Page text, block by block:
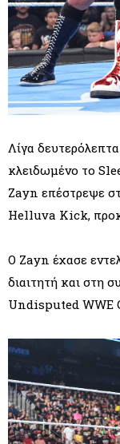
Λίγα
κλειδωμένο το
Zayn επέστρεψε
Helluva Kick,
Ο Zayn έχασε
διαιτητή και στη
Undisputed